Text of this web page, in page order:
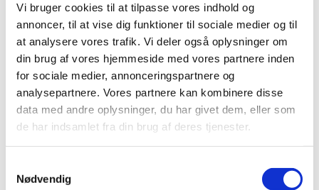
Vi bruger cookies til at tilpasse vores indhold og
annoncer, til at vise dig funktioner til sociale medier og til
at analysere vores trafik. Vi deler også oplysninger om
din brug af vores hjemmeside med vores partnere inden
for sociale medier, annonceringspartnere og
analysepartnere. Vores partnere kan kombinere disse
data med andre oplysninger, du har givet dem, eller som
de har indsamlet fra din brug af deres tjenester.
Nødvendig
tematisk. Vi fortsætter igen i efteråret, hvor mødes vi
hver anden onsdag, kl. 19.30 – 21.00 (obs. Det
skubbes af efterårsferien). Man må gerne være med
selvom man ikke har været med før.
Efter d. 18. november holder vi juleferie – datoerne for
2027 annonceres på et senere tidspunkt.